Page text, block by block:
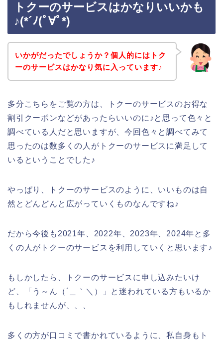
トクーのサービスはかなりいいかも
♪(*´ﾉ(ﾟ∀ﾟ*)
いかがだったでしょうか？個人的にはトク
ーのサービスはかなり気に入っています♪
多分こちらをご覧の方は、トクーのサービスのお得な
割引クーポンなどがあったらいいのに♪と思って色々と
調べている人だと思いますが、今回色々と調べてみて
思ったのは数多くの人がトクーのサービスに満足して
いるということでした♪
やっぱり、トクーのサービスのように、いいものは自
然とどんどんと広がっていくものなんですね♪
だから今後も2021年、2022年、2023年、2024年と多
くの人がトクーのサービスを利用していくと思います♪
もしかしたら、トクーのサービスに申し込みたいけ
ど、「う～ん（´＿｀＼）」と迷われている方もいるか
もしれませんが、、、
多くの方が口コミで書かれているように、私自身もト